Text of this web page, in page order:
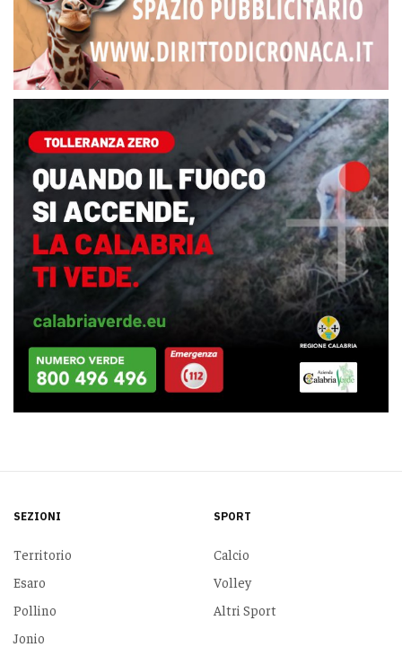
SEZIONI
Territorio
Esaro
Pollino
Jonio
SPORT
Calcio
Volley
Altri Sport